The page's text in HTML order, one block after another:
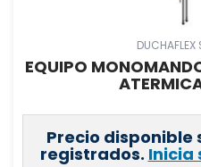
DUCHAFLEX
EQUIPO
Precio disponible
registrados. Inicia